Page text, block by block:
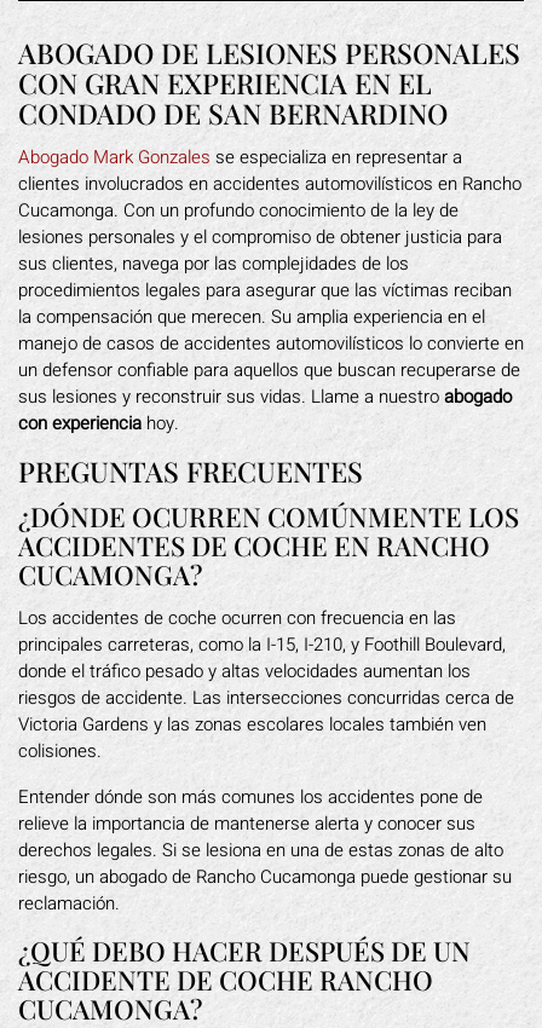
ABOGADO DE LESIONES PERSONALES
CON GRAN EXPERIENCIA EN EL
CONDADO DE SAN BERNARDINO
Abogado Mark Gonzales se especializa en representar a
clientes involucrados en accidentes automovilísticos en Rancho
Cucamonga. Con un profundo conocimiento de la ley de
lesiones personales y el compromiso de obtener justicia para
sus clientes, navega por las complejidades de los
procedimientos legales para asegurar que las víctimas reciban
la compensación que merecen. Su amplia experiencia en el
manejo de casos de accidentes automovilísticos lo convierte en
un defensor confiable para aquellos que buscan recuperarse de
sus lesiones y reconstruir sus vidas. Llame a nuestroabogado
con experiencia hoy.
PREGUNTAS FRECUENTES
¿DÓNDE OCURREN COMÚNMENTE LOS
ACCIDENTES DE COCHE EN RANCHO
CUCAMONGA?
Los accidentes de coche ocurren con frecuencia en las
principales carreteras, como la I-15, I-210, y Foothill Boulevard,
donde el tráfico pesado y altas velocidades aumentan los
riesgos de accidente. Las intersecciones concurridas cerca de
Victoria Gardens y las zonas escolares locales también ven
colisiones.
Entender dónde son más comunes los accidentes pone de
relieve la importancia de mantenerse alerta y conocer sus
derechos legales. Si se lesiona en una de estas zonas de alto
riesgo, un abogado de Rancho Cucamonga puede gestionar su
reclamación.
¿QUÉ DEBO HACER DESPUÉS DE UN
ACCIDENTE DE COCHE RANCHO
CUCAMONGA?